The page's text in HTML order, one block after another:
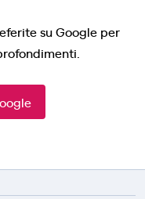
su Google per